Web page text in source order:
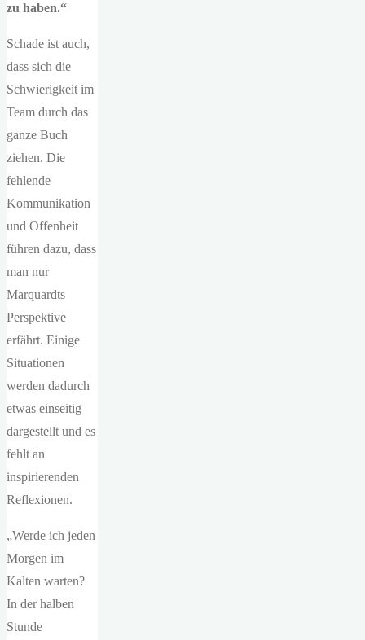
zu haben.“
Schade ist auch,
dass sich die
Schwierigkeit im
Team durch das
ganze Buch
ziehen. Die
fehlende
Kommunikation
und Offenheit
führen dazu, dass
man nur
Marquardts
Perspektive
erfährt. Einige
Situationen
werden dadurch
etwas einseitig
dargestellt und es
fehlt an
inspirierenden
Reflexionen.
„Werde ich jeden
Morgen im
Kalten warten?
In der halben
Stunde